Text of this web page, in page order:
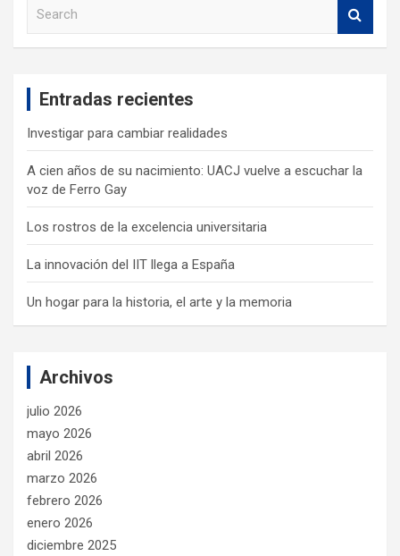
Entradas recientes
Investigar para cambiar realidades
A cien años de su nacimiento: UACJ vuelve a escuchar la
voz de Ferro Gay
Los rostros de la excelencia universitaria
La innovación del IIT llega a España
Un hogar para la historia, el arte y la memoria
Archivos
julio 2026
mayo 2026
abril 2026
marzo 2026
febrero 2026
enero 2026
diciembre 2025